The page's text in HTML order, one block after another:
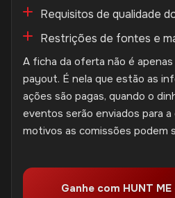
Requisitos de qualidade
Restrições de fontes e
A ficha da oferta não é
payout. É nela que estão as
ações são pagas, quando o
eventos serão enviados para
motivos as comissões podem
Ganhe com HUNT